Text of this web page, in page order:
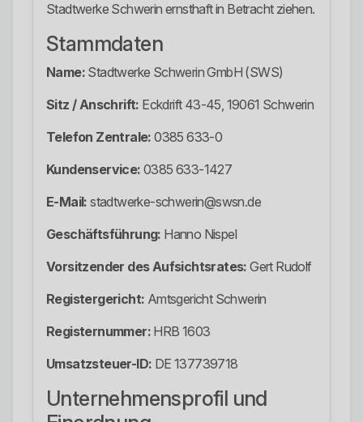
Stadtwerke Schwerin ernsthaft in Betracht ziehen.
Stammdaten
Name: Stadtwerke Schwerin GmbH (SWS)
Sitz / Anschrift: Eckdrift 43-45, 19061 Schwerin
Telefon Zentrale: 0385 633-0
Kundenservice: 0385 633-1427
E-Mail: stadtwerke-schwerin@swsn.de
Geschäftsführung: Hanno Nispel
Vorsitzender des Aufsichtsrates: Gert Rudolf
Registergericht: Amtsgericht Schwerin
Registernummer: HRB 1603
Umsatzsteuer-ID: DE 137739718
Unternehmensprofil und